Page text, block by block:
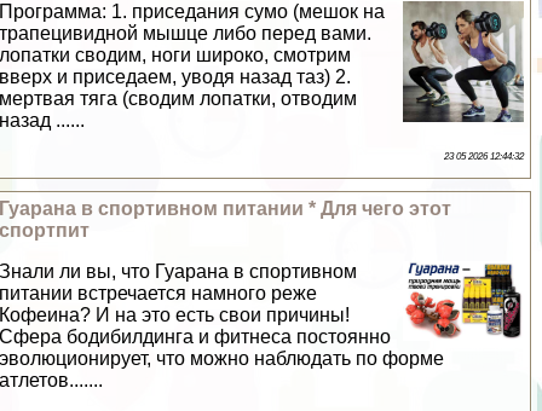
Программа: 1. приседания сумо (мешок на
трапецивидной мышце либо перед вами.
лопатки сводим, ноги широко, смотрим
вверх и приседаем, уводя назад таз) 2.
мертвая тяга (сводим лопатки, отводим
назад ......
23 05 2026 12:44:32
Гуарана в спортивном питании * Для чего этот
спортпит
Знали ли вы, что Гуарана в спортивном
питании встречается намного реже
Кофеина? И на это есть свои причины!
Сфера бодибилдинга и фитнеса постоянно
эволюционирует, что можно наблюдать по форме
атлетов.......